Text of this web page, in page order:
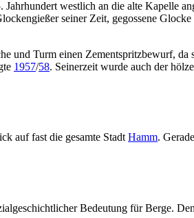
westlich an die alte Kapelle
seiner Zeit, gegossene
und Turm einen Zementspritzbewurf,
1957/58. Seinerzeit wurde auch der
auf fast die gesamte Stadt Hamm.
Bedeutung für Berge.